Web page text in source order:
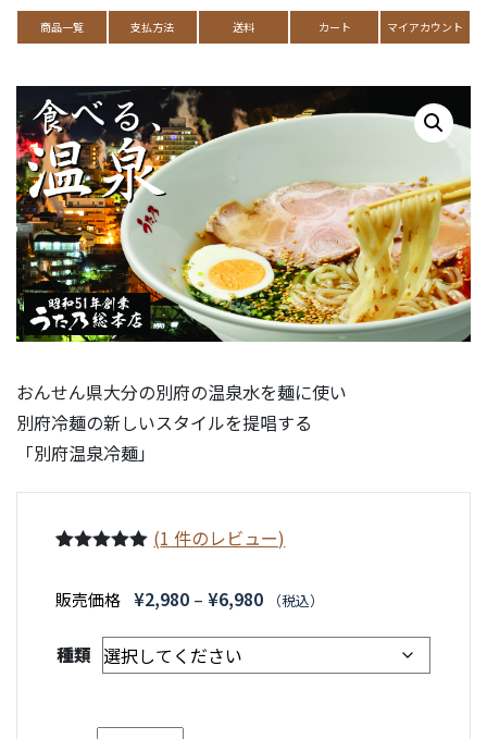
商品一覧 支払方法 送料 カート マイアカウント
おんせん県大分の別府の温泉水を麺に使い
別府冷麺の新しいスタイルを提唱する
「別府温泉冷麺」
く5段階評
点
(1 件のレビュー)
販売価格 ¥2,980 – ¥6,980価（税込）
種類